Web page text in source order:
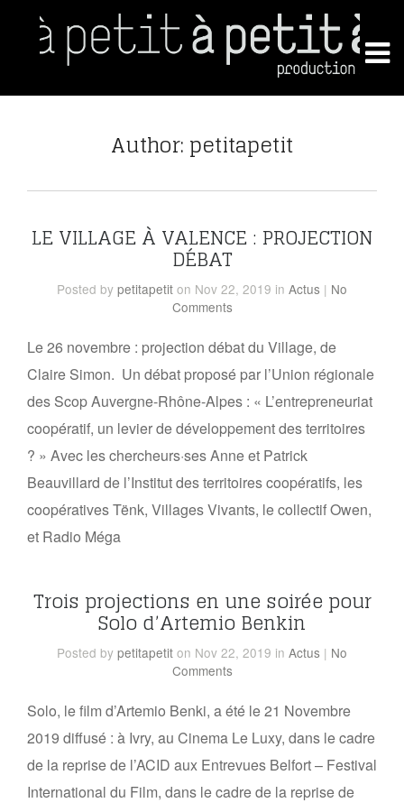
Author: petitapetit
LE VILLAGE À VALENCE : PROJECTION
DÉBAT
Posted by petitapetit on Nov 22, 2019 in Actus | No
Comments
Le 26 novembre : projection débat du Village, de
Claire Simon. Un débat proposé par l’Union régionale
des Scop Auvergne-Rhône-Alpes : « L’entrepreneuriat
coopératif, un levier de développement des territoires
? » Avec les chercheurs·ses Anne et Patrick
Beauvillard de l’Institut des territoires coopératifs, les
coopératives Tënk, Villages Vivants, le collectif Owen,
et Radio Méga
Trois projections en une soirée pour
Solo d’Artemio Benkin
Posted by petitapetit on Nov 22, 2019 in Actus | No
Comments
Solo, le film d’Artemio Benki, a été le 21 Novembre
2019 diffusé : à Ivry, au Cinema Le Luxy, dans le cadre
de la reprise de l’ACID aux Entrevues Belfort – Festival
International du Film, dans le cadre de la reprise de